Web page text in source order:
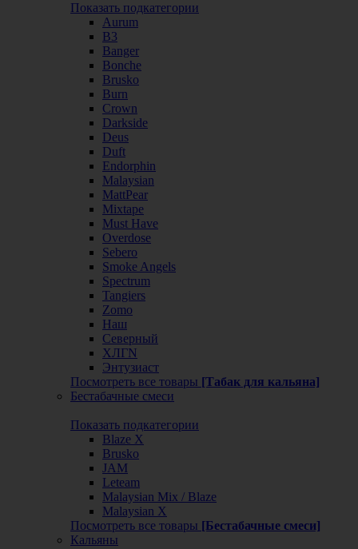
Показать подкатегории
Aurum
B3
Banger
Bonche
Brusko
Burn
Crown
Darkside
Deus
Duft
Endorphin
Malaysian
MattPear
Mixtape
Must Have
Overdose
Sebero
Smoke Angels
Spectrum
Tangiers
Zomo
Наш
Северный
ХЛГN
Энтузиаст
Посмотреть все товары [Табак для кальяна]
Бестабачные смеси
Показать подкатегории
Blaze X
Brusko
JAM
Leteam
Malaysian Mix / Blaze
Malaysian X
Посмотреть все товары [Бестабачные смеси]
Кальяны